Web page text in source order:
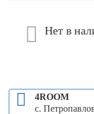
Нет в
4ROOM
с.